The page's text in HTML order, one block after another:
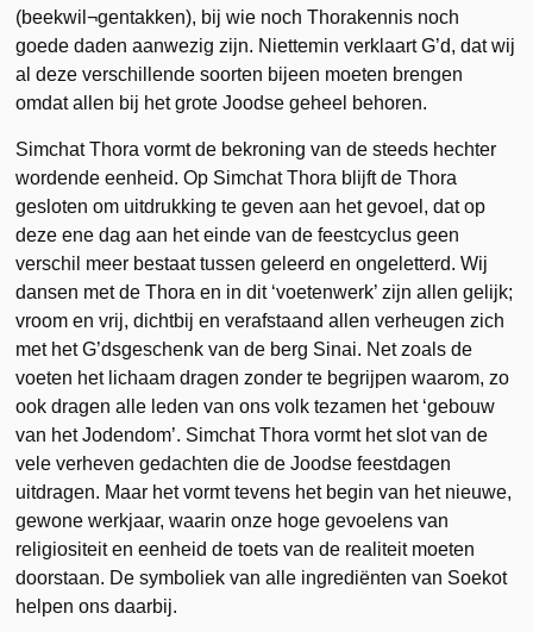
(beekwil¬gentakken), bij wie noch Thorakennis noch
goede daden aanwezig zijn. Niettemin verklaart G’d, dat wij
al deze verschillende soorten bijeen moeten brengen
omdat allen bij het grote Joodse geheel behoren.
Simchat Thora vormt de bekroning van de steeds hechter
wordende eenheid. Op Simchat Thora blijft de Thora
gesloten om uitdrukking te geven aan het gevoel, dat op
deze ene dag aan het einde van de feestcyclus geen
verschil meer bestaat tussen geleerd en ongeletterd. Wij
dansen met de Thora en in dit ‘voetenwerk’ zijn allen gelijk;
vroom en vrij, dichtbij en verafstaand allen verheugen zich
met het G’dsgeschenk van de berg Sinai. Net zoals de
voeten het lichaam dragen zonder te begrijpen waarom, zo
ook dragen alle leden van ons volk tezamen het ‘gebouw
van het Jodendom’. Simchat Thora vormt het slot van de
vele verheven gedachten die de Joodse feestdagen
uitdragen. Maar het vormt tevens het begin van het nieuwe,
gewone werkjaar, waarin onze hoge gevoelens van
religiositeit en eenheid de toets van de realiteit moeten
doorstaan. De symboliek van alle ingrediënten van Soekot
helpen ons daarbij.